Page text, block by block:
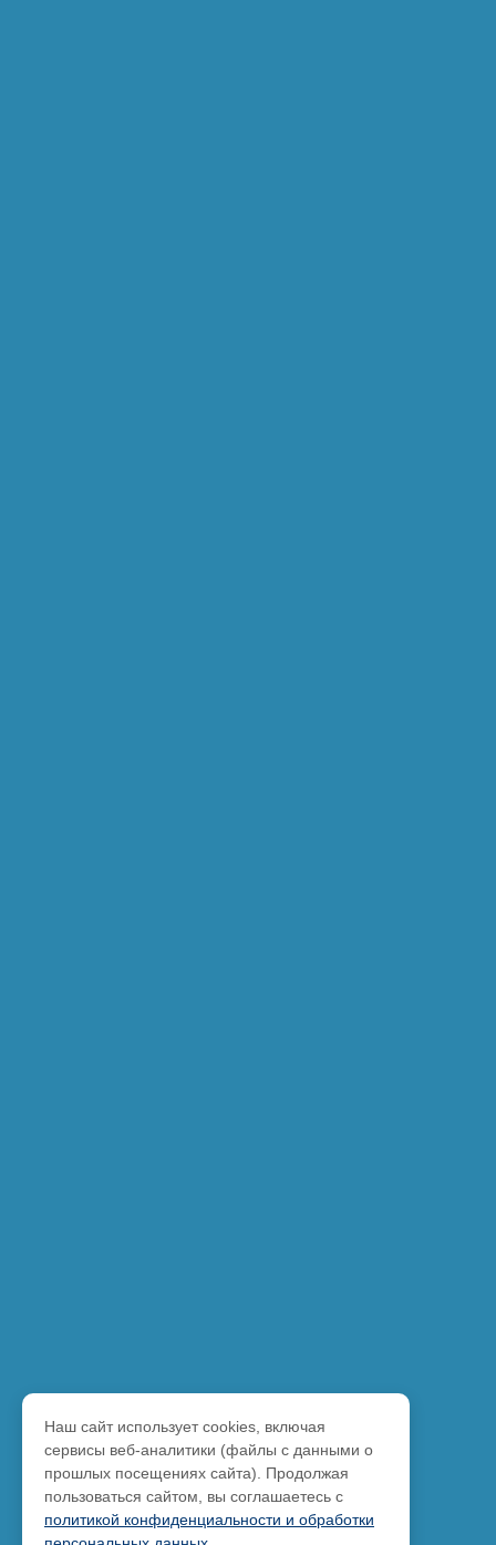
Наш сайт использует cookies, включая
сервисы веб-аналитики (файлы с данными о
прошлых посещениях сайта). Продолжая
пользоваться сайтом, вы соглашаетесь с
политикой конфиденциальности и обработки